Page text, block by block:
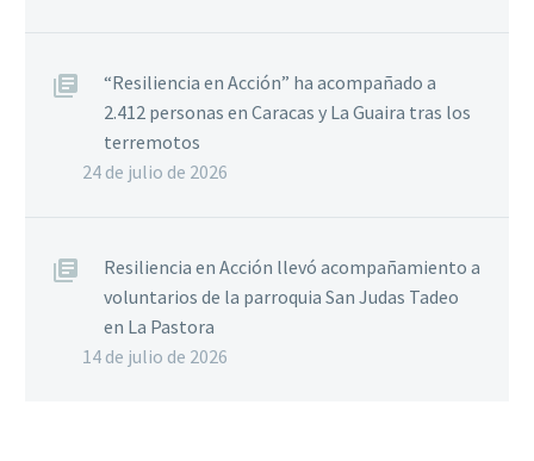
“Resiliencia en Acción” ha acompañado a
2.412 personas en Caracas y La Guaira tras los
terremotos
24 de julio de 2026
Resiliencia en Acción llevó acompañamiento a
voluntarios de la parroquia San Judas Tadeo
en La Pastora
14 de julio de 2026